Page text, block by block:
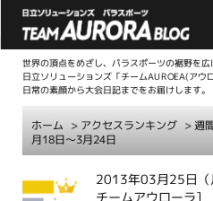
世界の頂点をめざし、パラスポーツの裾野を広
日立ソリューションズ「チームAUROEA(アウ
日常の素顔から大会日記までをお届けします。
ホーム > アクセスランキング > 週
月18日～3月24日
2013年03月25日（
チームアウローラ]